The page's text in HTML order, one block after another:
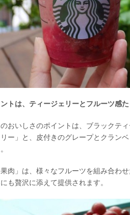
ントは、ティージェリーとフルーツ感
おいしさのポイントは、ブラックテ
ー」と、皮付きのグレープとクラン
果肉」は、様々なフルーツを組み合わ
も贅沢に添えて提供されます。